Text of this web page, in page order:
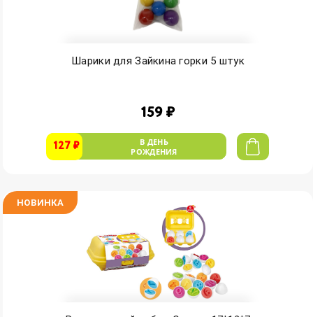
Шарики для Зайкина горки 5 штук
159 ₽
127 ₽
В ДЕНЬ
РОЖДЕНИЯ
НОВИНКА